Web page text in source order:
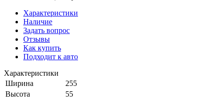
Характеристики
Наличие
Задать вопрос
Отзывы
Как купить
Подходит к авто
Характеристики
Ширина
255
Высота
55